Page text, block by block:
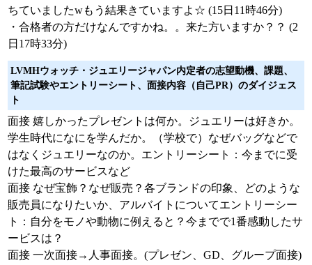
ちていましたwもう結果きていますよ☆ (15日11時46分)
・合格者の方だけなんですかね。。来た方いますか？？ (2
日17時33分)
LVMHウォッチ・ジュエリージャパン内定者の志望動機、課題、
筆記試験やエントリーシート、面接内容（自己PR）のダイジェス
ト
面接 嬉しかったプレゼントは何か。ジュエリーは好きか。
学生時代になにを学んだか。（学校で）なぜバッグなどで
はなくジュエリーなのか。エントリーシート：今までに受
けた最高のサービスなど
面接 なぜ宝飾？なぜ販売？各ブランドの印象、どのような
販売員になりたいか、アルバイトについてエントリーシー
ト：自分をモノや動物に例えると？今までで1番感動したサ
ービスは？
面接 一次面接→人事面接。(プレゼン、GD、グループ面接)